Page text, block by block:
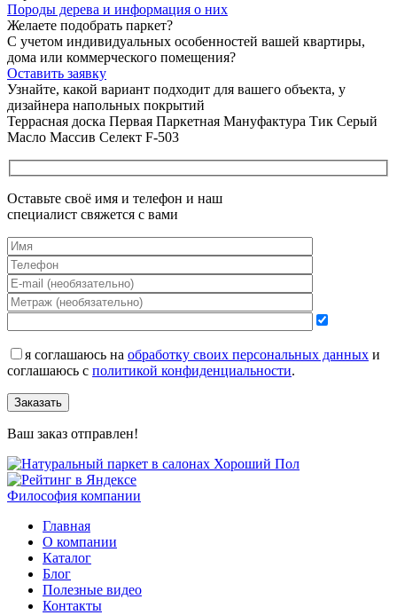
Породы дерева и информация о них
Желаете подобрать паркет?
С учетом индивидуальных особенностей вашей квартиры,
дома или коммерческого помещения?
Оставить заявку
Узнайте, какой вариант подходит для вашего объекта, у
дизайнера напольных покрытий
Террасная доска Первая Паркетная Мануфактура Тик Серый
Масло Массив Селект F-503
Оставьте своё имя и телефон и наш
специалист свяжется с вами
я соглашаюсь на обработку своих персональных данных и
соглашаюсь с политикой конфиденциальности.
Заказать
Ваш заказ отправлен!
Философия компании
Главная
О компании
Каталог
Блог
Полезные видео
Контакты